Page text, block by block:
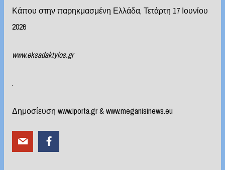
Κάπου στην παρηκμασμένη Ελλάδα, Τετάρτη 17 Ιουνίου
2026
www.eksadaktylos.gr
.
Δημοσίευση www.iporta.gr & www.meganisinews.eu